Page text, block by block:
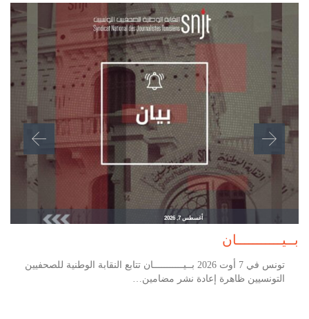
أغسطس 7, 2026
بــيـــــــــــان
تونس في 7 أوت 2026 بــيـــــــــــان تتابع النقابة الوطنية للصحفيين
التونسيين ظاهرة إعادة نشر مضامين…